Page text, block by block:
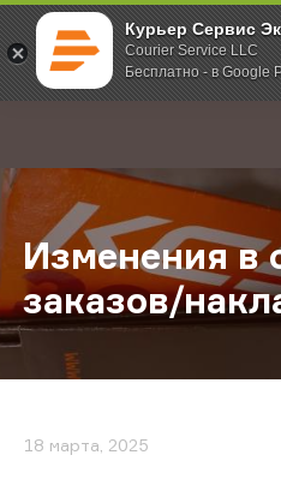
Курьер Сервис
Courier Service LLC
Бесплатно - в Google
; Главная О компании Новости
Изменения в
заказов/
18 марта, 2025